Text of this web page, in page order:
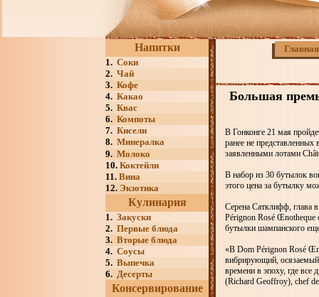
Напитки
1. Соки
2. Чай
3. Кофе
4. Какао
5. Квас
6. Компоты
7. Кисели
8. Минералка
9. Молоко
10. Коктейли
11. Вина
12. Экзотика
Кулинария
1. Закуски
2. Первые блюда
3. Вторые блюда
4. Соусы
5. Выпечка
6. Десерты
Консервирование
Главная
Большая
В Гонконге 21 мая
ранее не
заявленными лотами
В набор из 30 бутылок
этого цена за бутылку
Серена Сатклифф, глава
Pérignon Rosé Œnotheque
бутылки шампанского
«В Dom Pérignon Rosé
вибрирующий,
времени в эпоху, где
(Richard Geoffroy), сhef